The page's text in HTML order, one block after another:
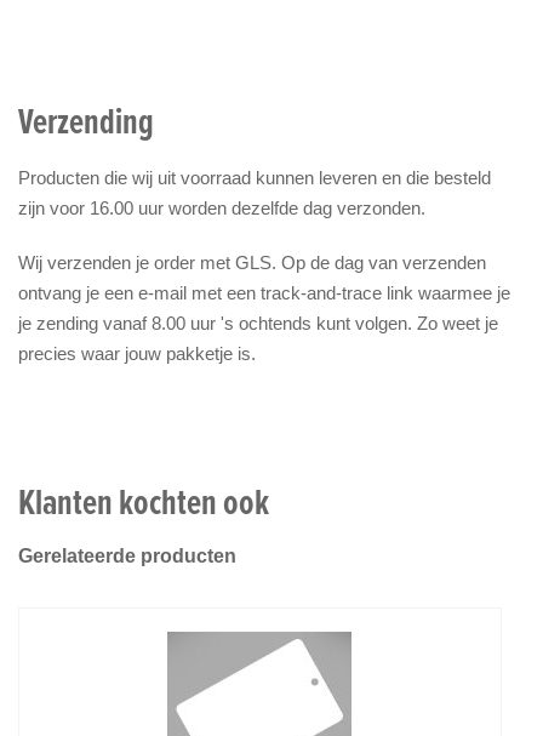
Verzending
Producten die wij uit voorraad kunnen leveren en die besteld
zijn voor 16.00 uur worden dezelfde dag verzonden.
Wij verzenden je order met GLS. Op de dag van verzenden
ontvang je een e-mail met een track-and-trace link waarmee je
je zending vanaf 8.00 uur 's ochtends kunt volgen. Zo weet je
precies waar jouw pakketje is.
Klanten kochten ook
Gerelateerde producten